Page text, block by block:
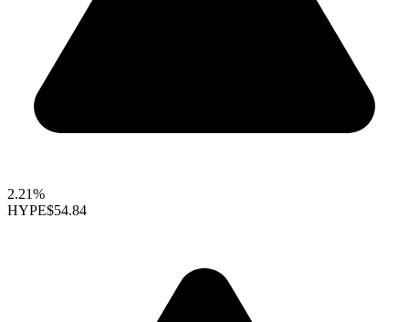
2.21%
HYPE$54.84